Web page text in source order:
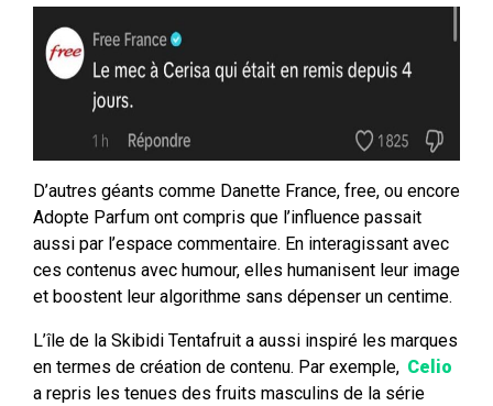
D’autres géants comme Danette France, free, ou encore
Adopte Parfum ont compris que l’influence passait
aussi par l’espace commentaire. En interagissant avec
ces contenus avec humour, elles humanisent leur image
et boostent leur algorithme sans dépenser un centime.
L’île de la Skibidi Tentafruit a aussi inspiré les marques
en termes de création de contenu. Par exemple, Celio
a repris les tenues des fruits masculins de la série